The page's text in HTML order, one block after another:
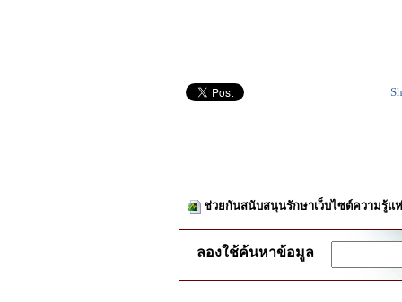
ช่วยกันสนับสนุนรักษาเว็บไซต์ความรู้แ
ลองใช้ค้นหาข้อมูล